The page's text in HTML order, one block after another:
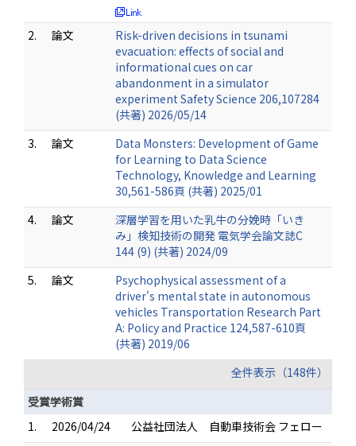
2. 論文
Risk-driven decisions in tsunami
evacuation: effects of social and
informational cues on car
abandonment in a simulator
experiment Safety Science 206,107284
(共著) 2026/05/14
3.
論文
Data Monsters: Development of Game
for Learning to Data Science
Technology, Knowledge and Learning
30,561-586頁 (共著) 2025/01
4.
論文
深層学習を用いた乳牛の分娩時「いき
み」検知技術の開発 電気学会論文誌C
144 (9) (共著) 2024/09
5.
論文
Psychophysical assessment of a
driver's mental state in autonomous
vehicles Transportation Research Part
A: Policy and Practice 124,587-610頁
(共著) 2019/06
全件表示（148件）
受賞学術賞
1.
2026/04/24
公益社団法人 自動車技術会 フェロー